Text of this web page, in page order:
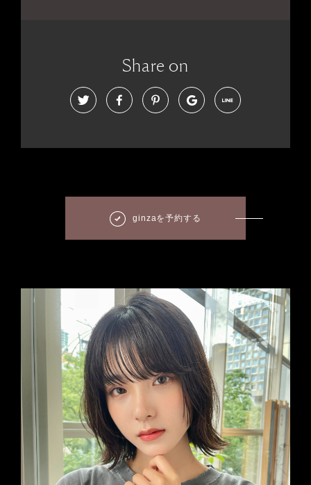
Share on
ginzaを予約する